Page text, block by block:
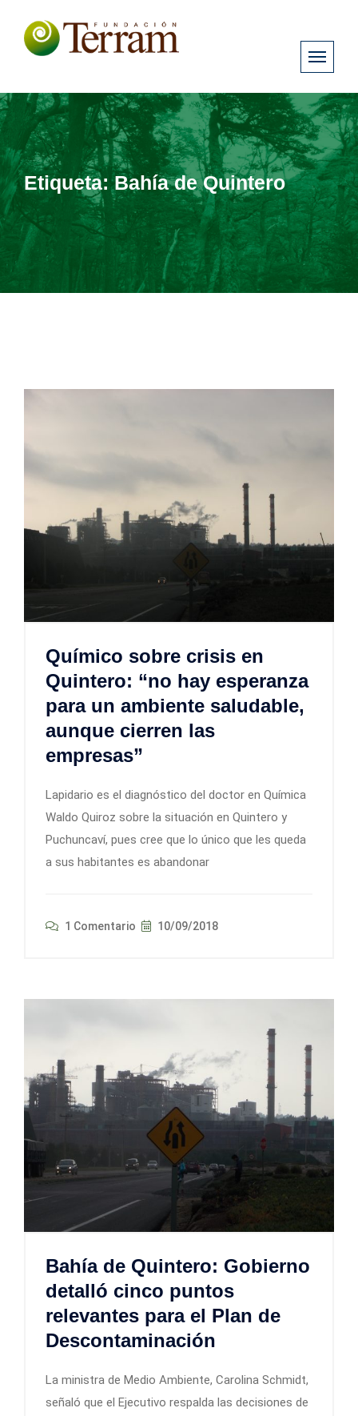
Etiqueta:Bahía de Quintero
Químico sobre crisis en
Quintero: “no hay esperanza
para un ambiente saludable,
aunque cierren las
empresas”
Lapidario es el diagnóstico del doctor en Química
Waldo Quiroz sobre la situación en Quintero y
Puchuncaví, pues cree que lo único que les queda
a sus habitantes es abandonar
1 Comentario 10/09/2018
Bahía de Quintero: Gobierno
detalló cinco puntos
relevantes para el Plan de
Descontaminación
La ministra de Medio Ambiente, Carolina Schmidt,
señaló que el Ejecutivo respalda las decisiones de